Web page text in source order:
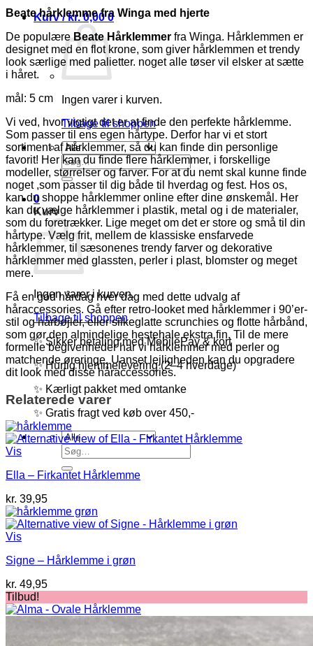
Kurv /kr.0,00 0
Ingen varer i kurven.
Tilbage til shoppen
Søg
efter:
0
Kurv
Ingen varer i kurven.
Tilbage til shoppen
✨ Sikker betaling med MobilePay & kort
✨ Hurtig hjemmelevering (2–4 hverdage)
✨ Kærligt pakket med omtanke
✨ Gratis fragt ved køb over 450,-
Søg
efter:
Beate hårklemme fra Winga med hjerte
De populæreBeate Hårklemmer fra Winga. Hårklemmen er
designet med en flot krone, som giver hårklemmen et trendy
look særlige med palietter. noget alle tøser vil elsker at sætte
i håret.
mål: 5 cm
Vi ved, hvor vigtigt det er at finde den perfekte hårklemme.
Som passer til ens egen hårtype. Derfor har vi et stort
sortiment af hårklemmer, så du kan finde din personlige
favorit! Her kan du finde flere hårklemmer, i forskellige
modeller, størrelser og farver. For at du nemt skal kunne finde
noget ,som passer til dig både til hverdag og fest. Hos os,
kan du shoppe hårklemmer online efter dine ønskemål. Her
kan du vælge hårklemmer i plastik, metal og i de materialer,
som du foretrækker. Lige meget om det er store og små til din
hårtype. Vælg frit, mellem de klassiske ensfarvede
hårklemmer, til sæsonenes trendy farver og dekorative
hårklemmer med glassten, perler i plast, blomster og meget
mere.
Få en god hårdag hver dag med dette udvalg af
håraccessories. Gå efter retro-looket med hårklemmer i 90’er-
stil og hårbøjler, eller silkeglatte scrunchies og flotte hårbånd,
som gør den almindelige hestehale ekstra fin. Til de mere
formelle begivenheder har vi hårklemmer med perler og
matchende øreringe. Uanset lejligheden kan du opgradere
dit look med disse håraccessories.
Relaterede varer
Vis
Ella – Firkantet Hårklemme
kr. 39,95
Vis
Signe – Hårklemme i grøn
kr. 49,95
Tilbud!